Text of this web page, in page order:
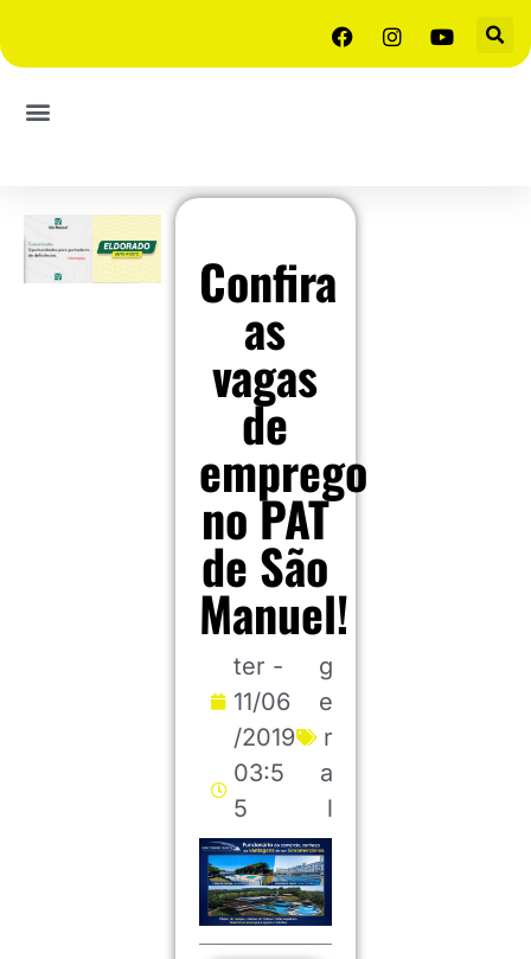
Confira
as
vagas
de
emprego
no PAT
de São
Manuel!
ter -
11/06
/2019
03:5
5
g
e
r
a
l